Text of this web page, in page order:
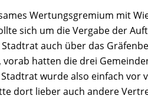
Wertungsgremium mit
sich um die Vergabe der
auch über das
hatten die drei
wurde also einfach vor
dort lieber auch andere